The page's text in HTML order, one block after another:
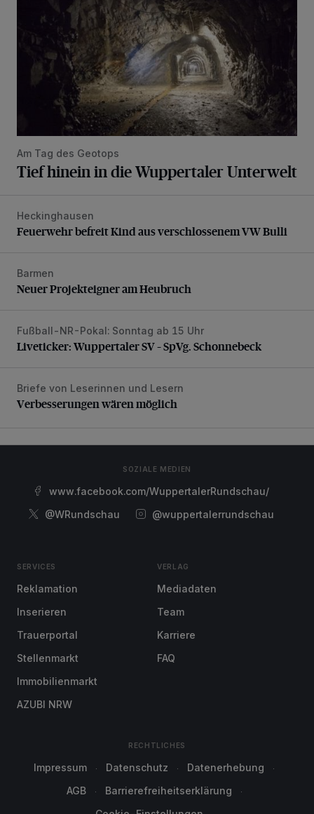
Am Tag des Geotops
Tief hinein in die Wuppertaler Unterwelt
Feuerwehr befreit Kind aus verschlossenem VW Bulli
Heckinghausen
Feuerwehr befreit Kind aus verschlossenem VW Bulli
Neuer Projekteigner am Heubruch
Barmen
Neuer Projekteigner am Heubruch
Liveticker: Wuppertaler SV – SpVg. Schonnebeck
Fußball-NR-Pokal: Sonntag ab 15 Uhr
Liveticker: Wuppertaler SV – SpVg. Schonnebeck
Verbesserungen wären möglich
Briefe von Leserinnen und Lesern
Verbesserungen wären möglich
SOZIALE MEDIEN
www.facebook.com/WuppertalerRundschau/
@WRundschau
@wuppertalerrundschau
SERVICES
Reklamation
Inserieren
Trauerportal
Stellenmarkt
Immobilienmarkt
AZUBI NRW
VERLAG
Mediadaten
Team
Karriere
FAQ
RECHTLICHES
Impressum Datenschutz
Datenerhebung
AGB
Barrierefreiheitserklärung